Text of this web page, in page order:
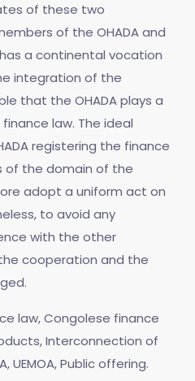
of these two
of the OHADA and
a continental vocation
integration of the
that the OHADA plays a
law. The ideal
registering the finance
of the domain of the
adopt a uniform act on
to avoid any
with the other
cooperation and the
law, Congolese finance
Interconnection of
UEMOA, Public offering.